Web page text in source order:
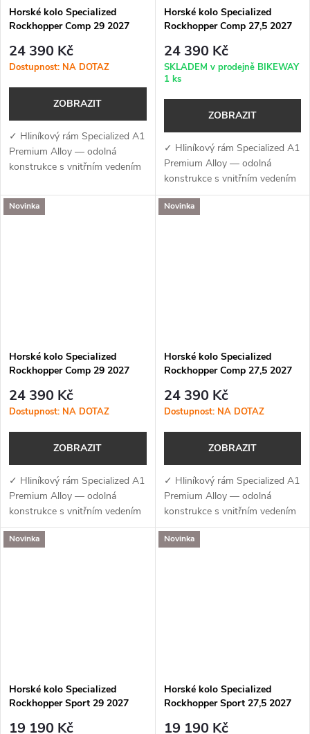
Horské kolo Specialized
Rockhopper Comp 29 2027
Dust
24 390 Kč
Dostupnost: NA DOTAZ
ZOBRAZIT
✓ Hliníkový rám Specialized A1
Premium Alloy — odolná
konstrukce s vnitřním vedením
teleskopickou sedlovku i nosič
✓ Odpružená vidlice RockShox
Horské kolo Specialized
Rockhopper Comp 27,5 2027
Dust
24 390 Kč
SKLADEM v prodejně BIKEWAY
1 ks
ZOBRAZIT
✓ Hliníkový rám Specialized A1
Premium Alloy — odolná
konstrukce s vnitřním vedením
kabeláže a přípravou pro
teleskopickou sedlovku i nosič
Novinka
Horské kolo Specialized
Rockhopper Comp 29 2027
Stallion Metallic
24 390 Kč
Dostupnost: NA DOTAZ
ZOBRAZIT
✓ Hliníkový rám Specialized A1
Premium Alloy — odolná
konstrukce s vnitřním vedením
kabeláže a přípravou pro
teleskopickou sedlovku i nosič
Novinka
Horské kolo Specialized
Rockhopper Comp 27,5 2027
Stallion Metallic
24 390 Kč
Dostupnost: NA DOTAZ
ZOBRAZIT
✓ Hliníkový rám Specialized A1
Premium Alloy — odolná
konstrukce s vnitřním vedením
kabeláže a přípravou pro
teleskopickou sedlovku i nosič
Novinka
Horské kolo Specialized
Rockhopper Sport 29 2027
Metallic
19 190 Kč
Novinka
Horské kolo Specialized
Rockhopper Sport 27,5 2027
Metallic
19 190 Kč